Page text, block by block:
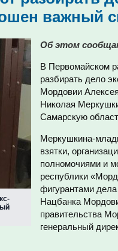
важный
Об этом
В Первомайском
разбирать дело
Мордовии
Николая
Самарскую
Меркушкина-
взятки,
полномочиями и
республики
фигурантами
Нацбанка
правительства
генеральный